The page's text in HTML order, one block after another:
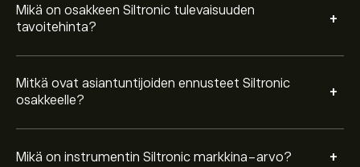
Mikä on osakkeen Siltronic tulevaisuuden
tavoitehinta?
+
Mitkä ovat asiantuntijoiden ennusteet Siltronic
osakkeelle?
+
Mikä on instrumentin Siltronic markkina-arvo? +